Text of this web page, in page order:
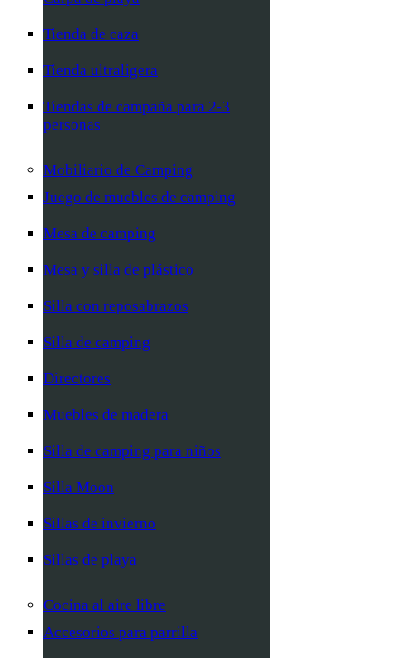
Tienda de caza
Tienda ultraligera
Tiendas de campaña para 2-3
personas
Mobiliario de Camping
Juego de muebles de camping
Mesa de camping
Mesa y silla de plástico
Silla con reposabrazos
Silla de camping
Directores
Muebles de madera
Silla de camping para niños
Silla Moon
Sillas de invierno
Sillas de playa
Cocina al aire libre
Accesorios para parrilla